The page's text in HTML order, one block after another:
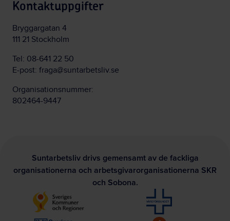
Kontaktuppgifter
Bryggargatan 4
111 21 Stockholm
Tel: 08-641 22 50
E-post: fraga@suntarbetsliv.se
Organisationsnummer:
802464-9447
Suntarbetsliv drivs gemensamt av de fackliga
organisationerna och arbetsgivarorganisationerna SKR
och Sobona.